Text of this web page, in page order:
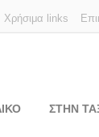
Χρήσιμα links
ΣΤΗΝ